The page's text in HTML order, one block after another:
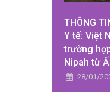
THÔNG
Y tế: Việt
trường
Nipah từ
28/01/